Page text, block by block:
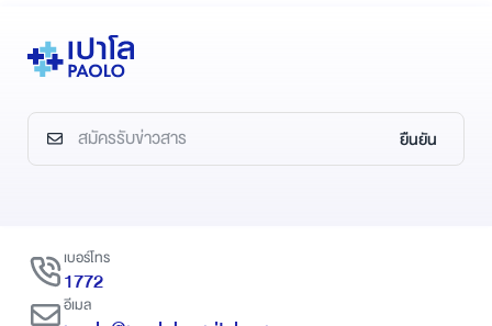
ยืนยัน
เบอร์โทร
1772
อีเมล